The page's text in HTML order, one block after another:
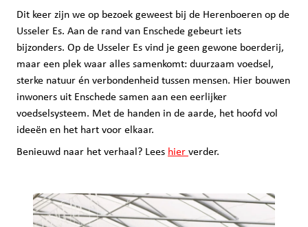
Dit keer zijn we op bezoek geweest bij de Herenboeren op de
Usseler Es. Aan de rand van Enschede gebeurt iets
bijzonders. Op de Usseler Es vind je geen gewone boerderij,
maar een plek waar alles samenkomt: duurzaam voedsel,
sterke natuur én verbondenheid tussen mensen. Hier bouwen
inwoners uit Enschede samen aan een eerlijker
voedselsysteem. Met de handen in de aarde, het hoofd vol
ideeën en het hart voor elkaar.
Benieuwd naar het verhaal? Lees hier verder.